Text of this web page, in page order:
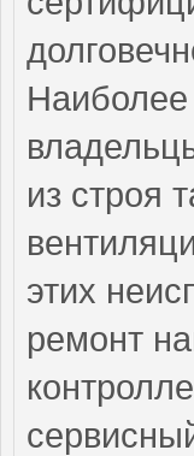
Наиболее
из строя
этих
ремонт